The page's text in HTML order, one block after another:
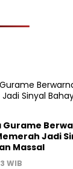
Gurame
Jadi
Massal
WIB